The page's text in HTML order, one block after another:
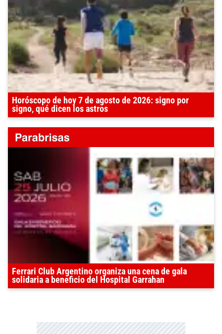
Horóscopo de hoy 7 de agosto de 2026: signo por
signo, qué dicen los astros
Ferrari Club Argentino organiza una cena de gala
solidaria a beneficio del Hospital Garrahan